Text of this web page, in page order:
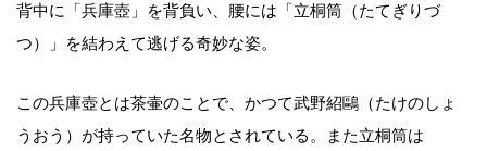
背中に「兵庫壺」を背負い、腰には「立桐筒（たてぎりづ
つ）」を結わえて逃げる奇妙な姿。
この兵庫壺とは茶壷のことで、かつて武野紹鷗（たけのしょ
うおう）が持っていた名物とされている。また立桐筒は